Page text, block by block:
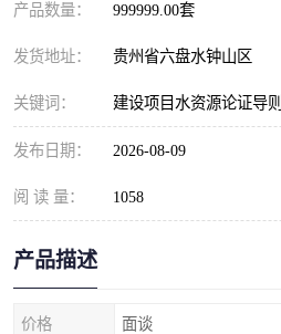
产品数量： 999999.00套
发货地址： 贵州省六盘水钟山区
关键词： 建设项目水资源论证导则
发布日期： 2026-08-09
阅 读 量： 1058
产品描述
价格 面谈